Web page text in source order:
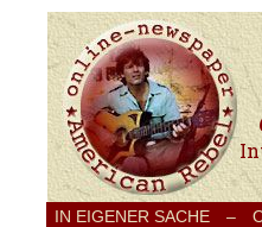
IN EIGENER SACHE –